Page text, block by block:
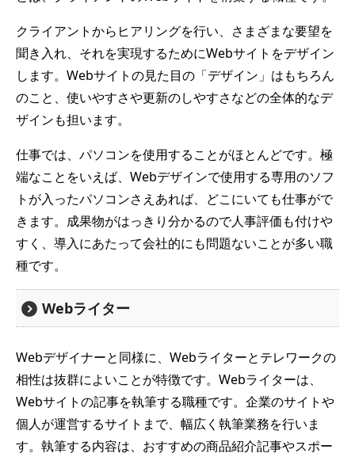
クライアントからヒアリングを行い、さまざまな要望を
聞き入れ、それを実現するためにWebサイトをデザイン
します。Webサイトの見た目の「デザイン」はもちろん
のこと、使いやすさや更新のしやすさなどの全体的なデ
ザインも担います。
仕事では、パソコンを使用することがほとんどです。極
端なことをいえば、Webデザインで使用する専用のソフ
トが入ったパソコンさえあれば、どこにいても仕事がで
きます。成果物がはっきり分かるので人事評価も付けや
すく、導入にあたって会社的にも問題ないことが多い職
種です。
Webライター
Webデザイナーと同様に、Webライターとテレワークの
相性は抜群によいことが特徴です。Webライターは、
Webサイトの記事を執筆する職種です。企業のサイトや
個人が運営するサイトまで、幅広く執筆業務を行いま
す。執筆する内容は、おすすめの商品紹介記事やスポー